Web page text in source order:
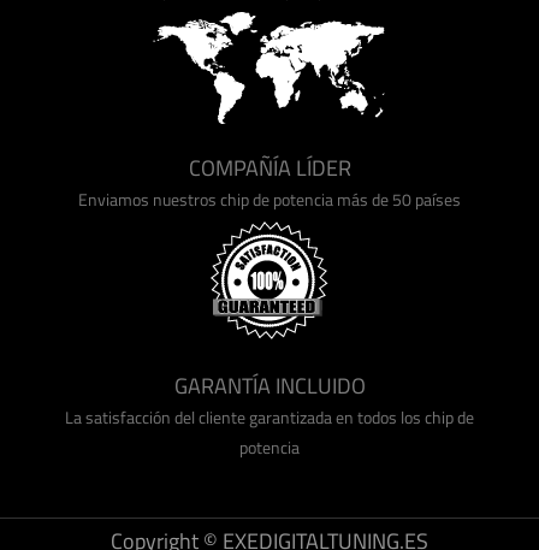
COMPAÑÍA LÍDER
Enviamos nuestros chip de potencia más de 50 países
GARANTÍA INCLUIDO
La satisfacción del cliente garantizada en todos los chip de
potencia
Copyright © EXEDIGITALTUNING.ES